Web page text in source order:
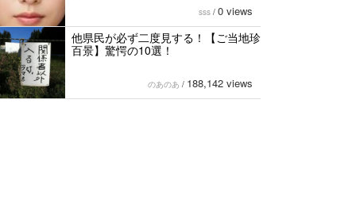
sss / 0 views
他県民が必ず二度見する！【ご当地珍
百景】驚愕の10選！
のあのあ / 188,142 views